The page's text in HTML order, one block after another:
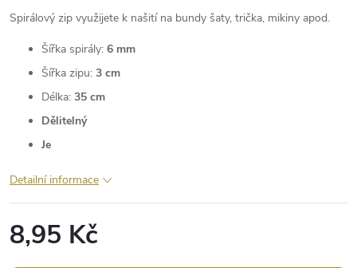
Spirálový zip využijete k našití na bundy šaty, trička, mikiny apod.
Šířka spirály: 6 mm
Šířka zipu: 3 cm
Délka: 35 cm
Dělitelný
Je
Detailní informace
8,95 Kč